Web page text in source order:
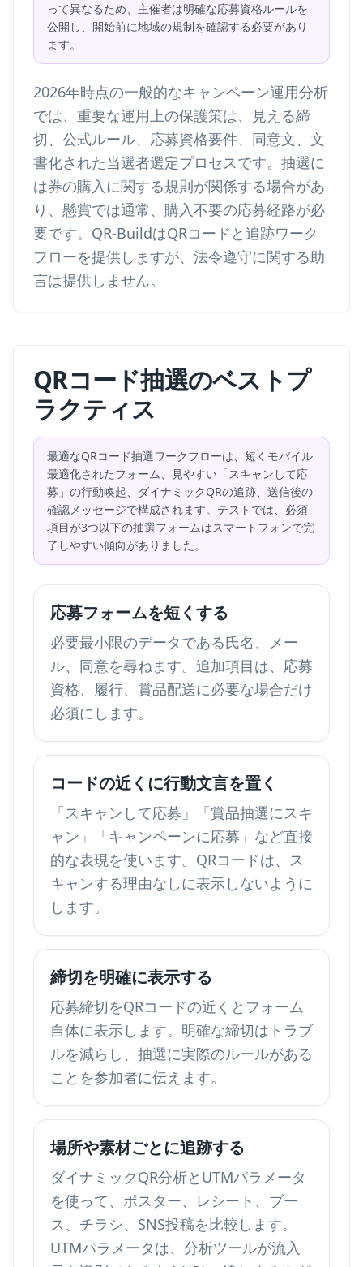
って異なるため、主催者は明確な応募資格ルールを
公開し、開始前に地域の規制を確認する必要があり
ます。
2026年時点の一般的なキャンペーン運用分析
では、重要な運用上の保護策は、見える締
切、公式ルール、応募資格要件、同意文、文
書化された当選者選定プロセスです。抽選に
は券の購入に関する規則が関係する場合があ
り、懸賞では通常、購入不要の応募経路が必
要です。QR-BuildはQRコードと追跡ワーク
フローを提供しますが、法令遵守に関する助
言は提供しません。
QRコード抽選のベストプ
ラクティス
最適なQRコード抽選ワークフローは、短くモバイル
最適化されたフォーム、見やすい「スキャンして応
募」の行動喚起、ダイナミックQRの追跡、送信後の
確認メッセージで構成されます。テストでは、必須
項目が3つ以下の抽選フォームはスマートフォンで完
了しやすい傾向がありました。
応募フォームを短くする
必要最小限のデータである氏名、メー
ル、同意を尋ねます。追加項目は、応募
資格、履行、賞品配送に必要な場合だけ
必須にします。
コードの近くに行動文言を置く
「スキャンして応募」「賞品抽選にスキ
ャン」「キャンペーンに応募」など直接
的な表現を使います。QRコードは、ス
キャンする理由なしに表示しないように
します。
締切を明確に表示する
応募締切をQRコードの近くとフォーム
自体に表示します。明確な締切はトラブ
ルを減らし、抽選に実際のルールがある
ことを参加者に伝えます。
場所や素材ごとに追跡する
ダイナミックQR分析とUTMパラメータ
を使って、ポスター、レシート、ブー
ス、チラシ、SNS投稿を比較します。
UTMパラメータは、分析ツールが流入